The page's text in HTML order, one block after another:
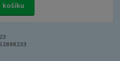
košíku